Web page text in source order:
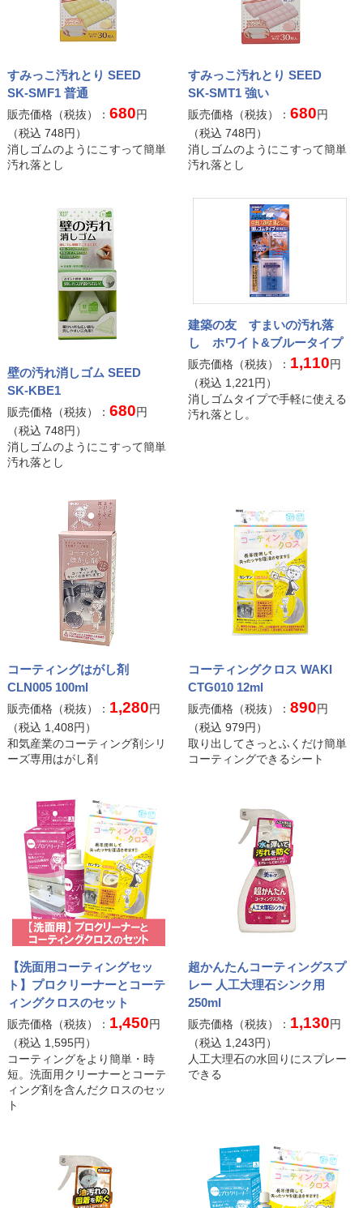
すみっこ汚れとり SEED
SK-SMF1 普通
販売価格（税抜）： 680円
（税込 748円）
消しゴムのようにこすって簡単
汚れ落とし
すみっこ汚れとり SEED
SK-SMT1 強い
販売価格（税抜）：680円
（税込748円）
消しゴムのようにこすって簡単
汚れ落とし
壁の汚れ消しゴム SEED
SK-KBE1
販売価格（税抜）： 680円
（税込 748円）
消しゴムのようにこすって簡単
汚れ落とし
建築の友 すまいの汚れ落
し ホワイト&ブルータイプ
販売価格（税抜）： 1,110円
（税込 1,221 円）
消しゴムタイプで手軽に使える
汚れ落とし。
コーティングはがし剤
CLN005 100ml
販売価格（税抜）： 1,280円
（税込 1,408円）
和気産業のコーティング剤シリ
ーズ専用はがし剤
コーティングクロス WAKI
CTG010 12ml
販売価格（税抜）：890円
（税込979円）
取り出してさっとふくだけ簡単
コーティングできるシート
【洗面用コーティングセッ
ト】プロクリーナーとコーテ
ィングクロスのセット
販売価格（税抜）： 1,450円
（税込 1,595円）
コーティングをより簡単・時
短。洗面用クリーナーとコーテ
ィング剤を含んだクロスのセッ
ト
超かんたんコーティングスプ
レー 人工大理石シンク用
250ml
販売価格（税抜）： 1,130円
（税込 1,243円）
人工大理石の水回りにスプレー
できる